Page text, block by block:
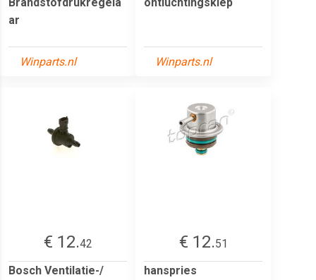
ar
Winparts.nl Winparts.nl
€ 12.42
Bosch Ventilatie-/
€ 12.51
hanspries